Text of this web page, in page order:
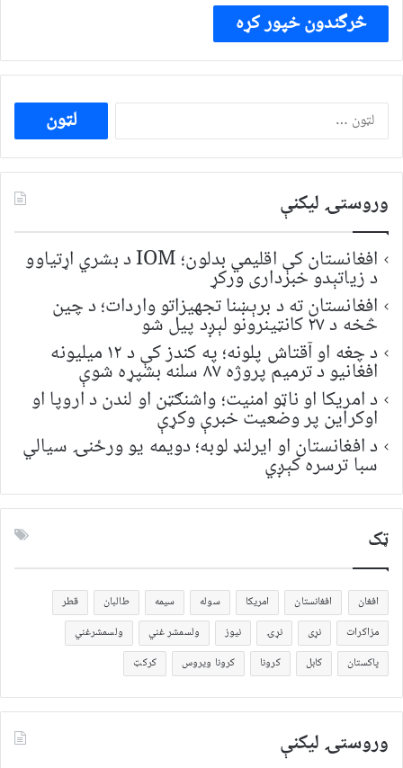
ددی
لپاره
لټون:
وروستۍ ليکنې
افغانستان کې اقلیمي بدلون؛ IOM د بشري اړتیاوو
د زیاتېدو خبرداری ورکړ
افغانستان ته د برېښنا تجهیزاتو واردات؛ د چین
څخه د ۲۷ کانټینرونو لېږد پیل شو
د چغه او آقتاش پلونه؛ په کندز کې د ۱۲ میلیونه
افغانیو د ترمیم پروژه ۸۷ سلنه بشپړه شوې
د امریکا او ناټو امنیت؛ واشنګټن او لندن د اروپا او
اوکراین پر وضعیت خبرې وکړې
د افغانستان او ایرلنډ لوبه؛ دویمه یو ورځنۍ سیالي
سبا ترسره کېږي
ټک
افغان افغانستان امریکا سوله سیمه طالبان
قطر
مزاکرات
نړی نړۍ نیوز ولسمشر غني
ولسمشرغني
پاکستان
کابل کرونا کرونا ویروس کرکټ
وروستۍ ليکنې